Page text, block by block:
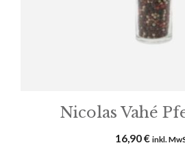
Nicolas Vahé
16,90€ inkl.